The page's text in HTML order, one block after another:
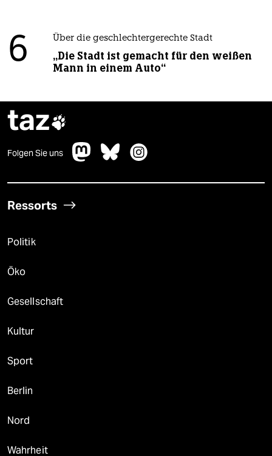
6 Über die geschlechtergerechte Stadt
„Die Stadt ist gemacht für den weißen
Mann in einem Auto“
taz
Folgen Sie uns
Ressorts
Politik
Öko
Gesellschaft
Kultur
Sport
Berlin
Nord
Wahrheit